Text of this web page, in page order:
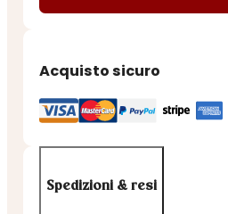
CLAUS
Acquisto sicuro
Spedizioni & resi